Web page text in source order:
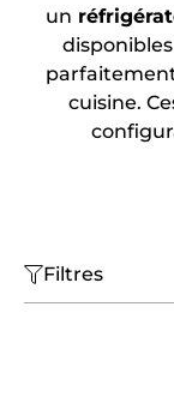
un
cuisine.
Filtres